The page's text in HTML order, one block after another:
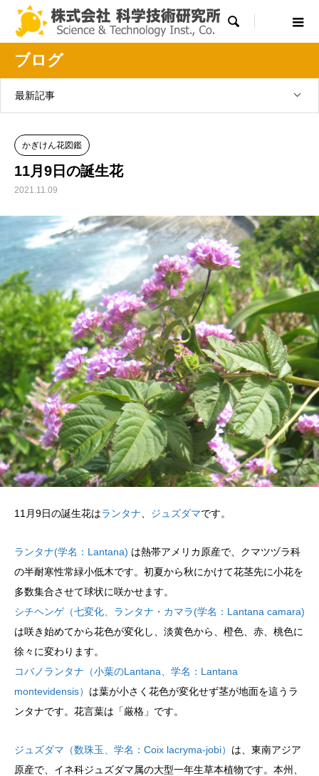

ブログ
最新記事
かぎけん花図鑑
11月9日の誕生花
2021.11.09
11月9日の誕生花はランタナ ジュズダマです。
ランタナ(学名：Lantana) は熱帯アメリカ原産で、クマツヅラ科
の半耐寒性常緑小低木です。初夏から秋にかけて花茎先に小花を
多数集合させて球状に咲かせます。
シチヘンゲ（七変化、ランタナ・カマラ(学名：Lantana camara)
は咲き始めてから花色が変化し、淡黄色から、橙色、赤、桃色に
徐々に変わります。
コバノランタナ（小葉のLantana、学名：Lantana
montevidensis） は葉が小さく花色が変化せず茎が地面を這うラ
ンタナです。花言葉は「厳格」です。
ジュズダマ（数珠玉、学名：Coix lacryma-jobi） は、東南アジア
原産で、イネ科ジュズダマ属の大型一年生草本植物です。本州、